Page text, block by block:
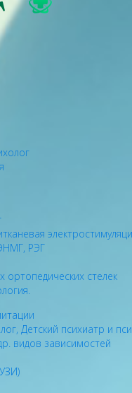
РЭГ
ортопедических стелек
Детский психиатр и
видов зависимостей